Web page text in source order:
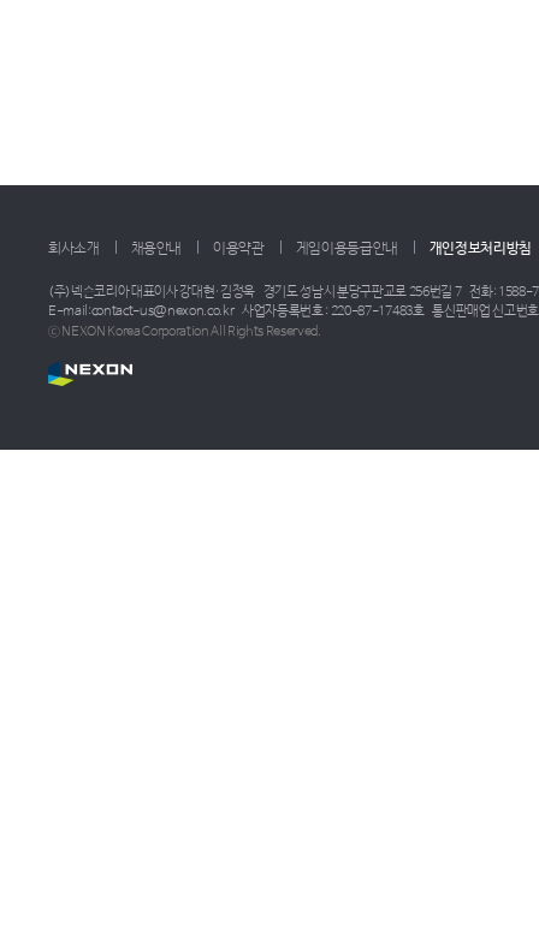
회사소개 채용안내 이용약관 게임이용등급안내 개인정보처리방침
(주)넥슨코리아 대표이사 강대현·김정욱 경기도 성남시 분당구판교로 256번길 7 전화: 1588-
E-mail:contact-us@nexon.co.kr 사업자등록번호 : 220-87-17483호 통신판매업 신고번
ⓒ NEXON Korea Corporation All Rights Reserved.